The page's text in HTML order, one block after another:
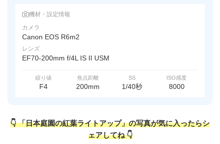
機材・設定情報
カメラ
Canon EOS R6m2
レンズ
EF70-200mm f/4L IS II USM
絞り値
F4
焦点距離
200mm
SS
1/40秒
ISO感度
8000
👇 「日本庭園の紅葉ライトアップ」の写真が気に入ったらシ
ェアしてね 👇